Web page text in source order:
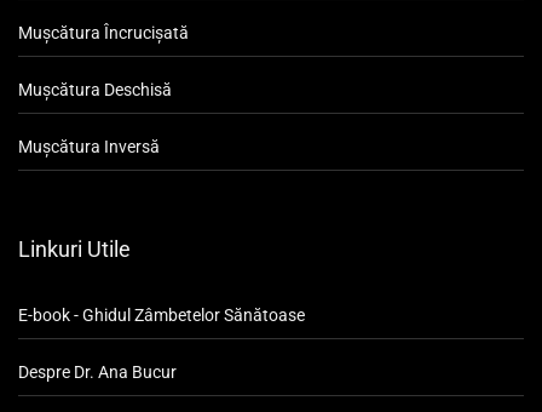
Mușcătura Încrucișată
Mușcătura Deschisă
Mușcătura Inversă
Linkuri Utile
E-book - Ghidul Zâmbetelor Sănătoase
Despre Dr. Ana Bucur